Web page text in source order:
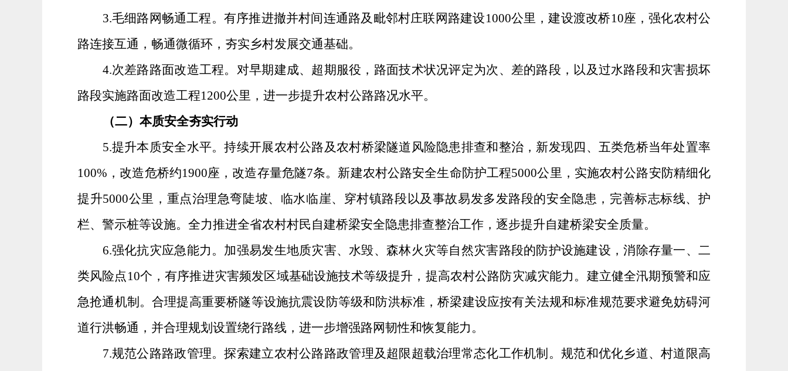
3.毛细路 网畅通工程。有序推进撤并村间连通路及毗邻村庄联网路建设1000公里，建设渡改桥10座，强化农村公
路连接互通，畅通微循环，夯实乡村发展交通基础。
4.次差路路面改造工程。对早期建成、超期服役，路面技术状况评定为次、差的路段，以及过水路段和灾害损坏
路段实施路面改造工程1200公里，进一步提升农村公路路况水平。
（二）本质安全夯实行动
5.提升本质安全水平。持续开展农村公路及农村桥梁隧道风险隐患排查和整治，新发现四、五类危桥当年处置率
100% ，改造危桥约1900座 ，改造存量危隧7条。新建农村公路安全生命防护工程5000公里 ， 实施农村公路安防精细化
提升5000公里， 重点治理急弯陡坡、临水临崖、穿村镇路段以及事故易发多发路段的安全隐患，完善标志标线、护
栏、警示桩等设施。全力推进全省农村村民自建桥梁安全隐患排查整治工作，逐步提升自建桥梁安全质量。
6.强化抗灾应急能力。加强易发生地质灾害、水毁、森林火灾等自然灾害路段的防护设施建设，消除存量一、二
类风险点 10个，有序推进灾害频发区域基础设施技术等级提升 ， 提高农村公路防灾减灾能力 。 建立健全汛期预警和应
急抢通机制 。合理提高重要桥隧等设施抗震设防等级和防洪标准，桥梁建设应按有关法规和标准规范要求避免妨碍河
道行洪畅通，并合理规划设置绕行路线，进一步增强路网韧性和恢复能力 。
7.规范公路路政管理。探索建立农村公路路政管理及超限超载治理常态化工作机制。规范和优化乡道、村道限高